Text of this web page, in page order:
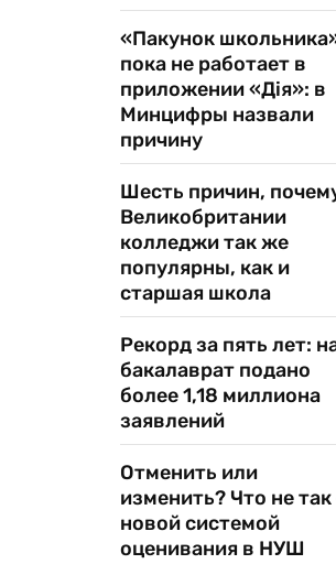
«Пакунок
пока не работает в
приложении «Дія»: в
Минцифры назвали
причину
Шесть причин,
Великобритании
колледжи так же
популярны, как и
старшая школа
Рекорд за пять лет:
бакалаврат подано
более 1,18 миллиона
заявлений
Отменить или
изменить? Что не так
новой системой
оценивания в НУШ